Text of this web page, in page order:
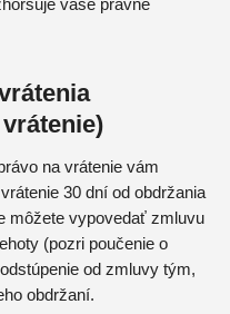
vaše právne
na vrátenie vám
30 dní od obdržania
môžete vypovedať zmluvu
(pozri poučenie o
od zmluvy tým,
obdržaní.